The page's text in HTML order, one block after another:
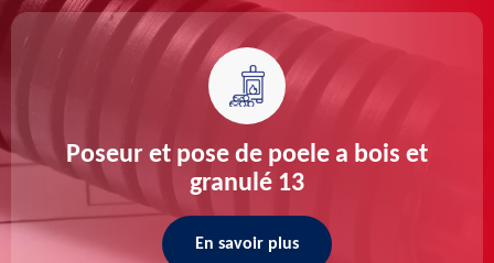
Poseur et pose de poele a bois et
granulé 13
En savoir plus